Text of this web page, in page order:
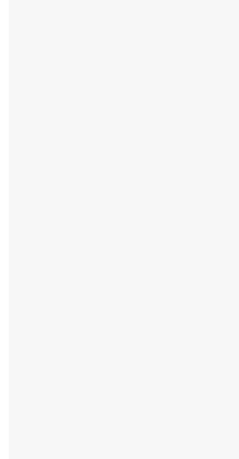
orang tua asuh masing-
melebur dalam ritme
membantu aktivitas harian
Taman Pendidikan Al-
salat tarawih dan tadarus
Hari kedua kegiatan
kreativitas ekonomi berupa
dipandu oleh paguyuban
unggulan di hari kedua
dakwah berupa lomba
Puncak kegiatan Kampung
ketiga dengan
digelar berupa bazar
sembako gratis serta
warga desa. Kegiatan ini